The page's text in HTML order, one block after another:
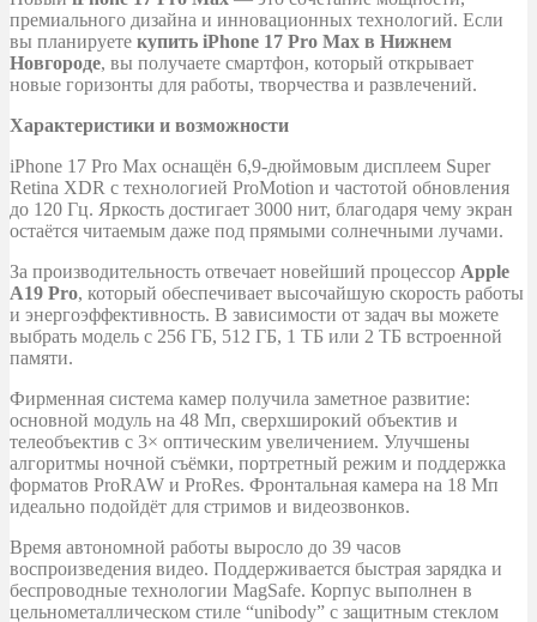
премиального дизайна и инновационных технологий. Если
вы планируете купить iPhone 17 Pro Max в Нижнем
Новгороде, вы получаете смартфон, который открывает
новые горизонты для работы, творчества и развлечений.
Характеристики и возможности
iPhone 17 Pro Max оснащён 6,9-дюймовым дисплеем Super
Retina XDR с технологией ProMotion и частотой обновления
до 120 Гц. Яркость достигает 3000 нит, благодаря чему экран
остаётся читаемым даже под прямыми солнечными лучами.
За производительность отвечает новейший процессор Apple
A19 Pro, который обеспечивает высочайшую скорость работы
и энергоэффективность. В зависимости от задач вы можете
выбрать модель с 256 ГБ, 512 ГБ, 1 ТБ или 2 ТБ встроенной
памяти.
Фирменная система камер получила заметное развитие:
основной модуль на 48 Мп, сверхширокий объектив и
телеобъектив с 3× оптическим увеличением. Улучшены
алгоритмы ночной съёмки, портретный режим и поддержка
форматов ProRAW и ProRes. Фронтальная камера на 18 Мп
идеально подойдёт для стримов и видеозвонков.
Время автономной работы выросло до 39 часов
воспроизведения видео. Поддерживается быстрая зарядка и
беспроводные технологии MagSafe. Корпус выполнен в
цельнометаллическом стиле “unibody” с защитным стеклом